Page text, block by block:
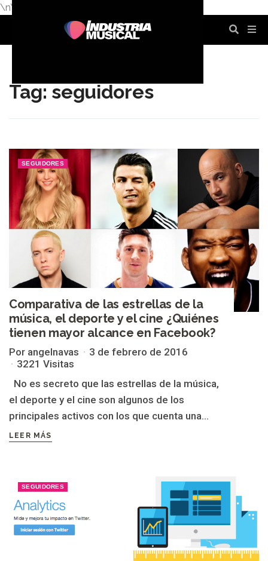
\n\n
Tag: seguidores
SEGUIDORES
Comparativa de las estrellas de la
música, el deporte y el cine ¿Quiénes
tienen mayor alcance en Facebook?
Por angelnavas
3 de febrero de 2016
3221 Visitas
No es secreto que las estrellas de la música,
el deporte y el cine son algunos de los
principales activos con los que cuenta una...
LEER MÁS
SEGUIDORES